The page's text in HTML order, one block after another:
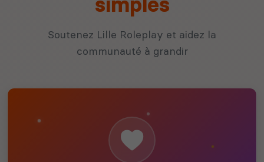
Soutenez Lille Roleplay et aidez la
communauté à grandir